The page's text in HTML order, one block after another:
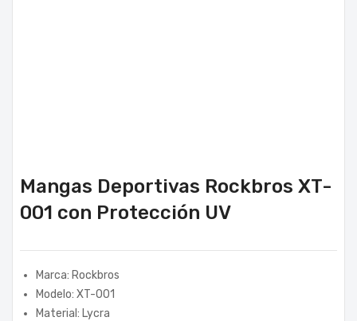
Mangas Deportivas Rockbros XT-
001 con Protección UV
Marca: Rockbros
Modelo: XT-001
Material: Lycra